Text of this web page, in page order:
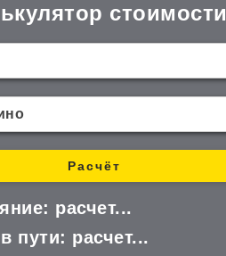
стоимости
Расчёт
расчет...
пути: расчет...